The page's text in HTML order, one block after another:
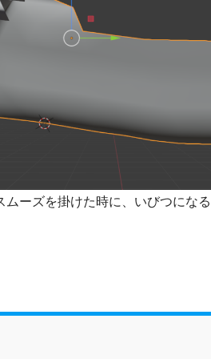
ーズを掛けた時に、いびつになる